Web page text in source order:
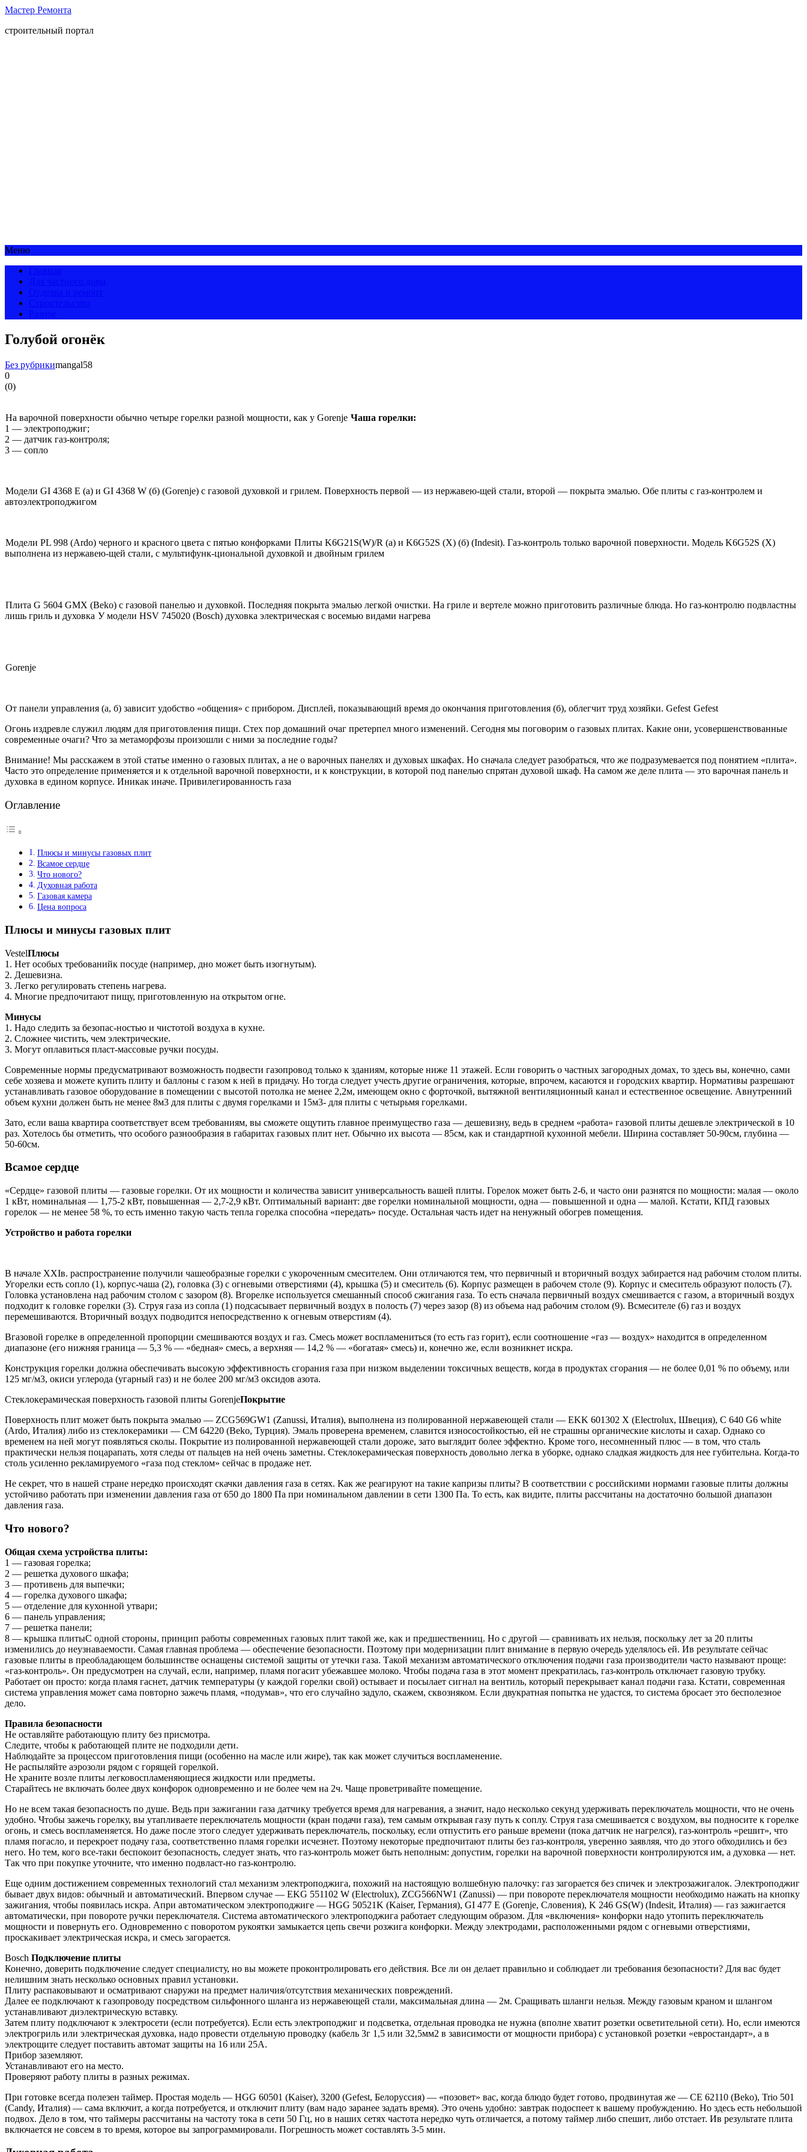
Мастер Ремонта
строительный портал
Меню
Голубой огонёк
Без рубрикиmangal58
0
(0)
На варочной поверхности обычно четыре горелки разной мощности, как у Gorenje Чаша горелки:
1 — электроподжиг;
2 — датчик газ-контроля;
3 — сопло
Модели GI 4368 E (а) и GI 4368 W (б) (Gorenje) с газовой духовкой и грилем. Поверхность первой — из нержавею-щей стали, второй — покрыта эмалью. Обе плиты с газ-контролем и
автоэлектроподжигом
Модели PL 998 (Ardo) черного и красного цвета с пятью конфорками Плиты K6G21S(W)/R (а) и K6G52S (X) (б) (Indesit). Газ-контроль только варочной поверхности. Модель K6G52S (Х)
выполнена из нержавею-щей стали, с мультифунк-циональной духовкой и двойным грилем
Плита G 5604 GMX (Beko) с газовой панелью и духовкой. Последняя покрыта эмалью легкой очистки. На гриле и вертеле можно приготовить различные блюда. Но газ-контролю подвластны
лишь гриль и духовка У модели HSV 745020 (Bosch) духовка электрическая с восемью видами нагрева
Gorenje
От панели управления (а, б) зависит удобство «общения» с прибором. Дисплей, показывающий время до окончания приготовления (б), облегчит труд хозяйки. Gefest Gefest
Огонь издревле служил людям для приготовления пищи. Стех пор домашний очаг претерпел много изменений. Сегодня мы поговорим о газовых плитах. Какие они, усовершенствованные
современные очаги? Что за метаморфозы произошли с ними за последние годы?
Внимание! Мы расскажем в этой статье именно о газовых плитах, а не о варочных панелях и духовых шкафах. Но сначала следует разобраться, что же подразумевается под понятием «плита».
Часто это определение применяется и к отдельной варочной поверхности, и к конструкции, в которой под панелью спрятан духовой шкаф. На самом же деле плита — это варочная панель и
духовка в едином корпусе. Иникак иначе. Привилегированность газа
Оглавление
Плюсы и минусы газовых плит
Всамое сердце
Что нового?
Духовная работа
Газовая камера
Цена вопроса
Плюсы и минусы газовых плит
VestelПлюсы
1. Нет особых требованийк посуде (например, дно может быть изогнутым).
2. Дешевизна.
3. Легко регулировать степень нагрева.
4. Многие предпочитают пищу, приготовленную на открытом огне.
Минусы
1. Надо следить за безопас-ностью и чистотой воздуха в кухне.
2. Сложнее чистить, чем электрические.
3. Могут оплавиться пласт-массовые ручки посуды.
Современные нормы предусматривают возможность подвести газопровод только к зданиям, которые ниже 11 этажей. Если говорить о частных загородных домах, то здесь вы, конечно, сами
себе хозяева и можете купить плиту и баллоны с газом к ней в придачу. Но тогда следует учесть другие ограничения, которые, впрочем, касаются и городских квартир. Нормативы разрешают
устанавливать газовое оборудование в помещении с высотой потолка не менее 2,2м, имеющем окно с форточкой, вытяжной вентиляционный канал и естественное освещение. Авнутренний
объем кухни должен быть не менее 8м3 для плиты с двумя горелками и 15м3- для плиты с четырьмя горелками.
Зато, если ваша квартира соответствует всем требованиям, вы сможете ощутить главное преимущество газа — дешевизну, ведь в среднем «работа» газовой плиты дешевле электрической в 10
раз. Хотелось бы отметить, что особого разнообразия в габаритах газовых плит нет. Обычно их высота — 85см, как и стандартной кухонной мебели. Ширина составляет 50-90см, глубина —
50-60см.
Всамое сердце
«Сердце» газовой плиты — газовые горелки. От их мощности и количества зависит универсальность вашей плиты. Горелок может быть 2-6, и часто они разнятся по мощности: малая — около
1 кВт, номинальная — 1,75-2 кВт, повышенная — 2,7-2,9 кВт. Оптимальный вариант: две горелки номинальной мощности, одна — повышенной и одна — малой. Кстати, КПД газовых
горелок — не менее 58 %, то есть именно такую часть тепла горелка способна «передать» посуде. Остальная часть идет на ненужный обогрев помещения.
Устройство и работа горелки
В начале XXIв. распространение получили чашеобразные горелки с укороченным смесителем. Они отличаются тем, что первичный и вторичный воздух забирается над рабочим столом плиты.
Угорелки есть сопло (1), корпус-чаша (2), головка (3) с огневыми отверстиями (4), крышка (5) и смеситель (6). Корпус размещен в рабочем столе (9). Корпус и смеситель образуют полость (7).
Головка установлена над рабочим столом с зазором (8). Вгорелке используется смешанный способ сжигания газа. То есть сначала первичный воздух смешивается с газом, а вторичный воздух
подходит к головке горелки (3). Струя газа из сопла (1) подсасывает первичный воздух в полость (7) через зазор (8) из объема над рабочим столом (9). Всмесителе (6) газ и воздух
перемешиваются. Вторичный воздух подводится непосредственно к огневым отверстиям (4).
Вгазовой горелке в определенной пропорции смешиваются воздух и газ. Смесь может воспламениться (то есть газ горит), если соотношение «газ — воздух» находится в определенном
диапазоне (его нижняя граница — 5,3 % — «бедная» смесь, а верхняя — 14,2 % — «богатая» смесь) и, конечно же, если возникнет искра.
Конструкция горелки должна обеспечивать высокую эффективность сгорания газа при низком выделении токсичных веществ, когда в продуктах сгорания — не более 0,01 % по объему, или
125 мг/м3, окиси углерода (угарный газ) и не более 200 мг/м3 оксидов азота.
Стеклокерамическая поверхность газовой плиты GorenjeПокрытие
Поверхность плит может быть покрыта эмалью — ZCG569GW1 (Zanussi, Италия), выполнена из полированной нержавеющей стали — EKK 601302 X (Electrolux, Швеция), C 640 G6 white
(Ardo, Италия) либо из стеклокерамики — CM 64220 (Beko, Турция). Эмаль проверена временем, славится износостойкостью, ей не страшны органические кислоты и сахар. Однако со
временем на ней могут появляться сколы. Покрытие из полированной нержавеющей стали дороже, зато выглядит более эффектно. Кроме того, несомненный плюс — в том, что сталь
практически нельзя поцарапать, хотя следы от пальцев на ней очень заметны. Стеклокерамическая поверхность довольно легка в уборке, однако сладкая жидкость для нее губительна. Когда-то
столь усиленно рекламируемого «газа под стеклом» сейчас в продаже нет.
Не секрет, что в нашей стране нередко происходят скачки давления газа в сетях. Как же реагируют на такие капризы плиты? В соответствии с российскими нормами газовые плиты должны
устойчиво работать при изменении давления газа от 650 до 1800 Па при номинальном давлении в сети 1300 Па. То есть, как видите, плиты рассчитаны на достаточно большой диапазон
давления газа.
Что нового?
Общая схема устройства плиты:
1 — газовая горелка;
2 — решетка духового шкафа;
3 — противень для выпечки;
4 — горелка духового шкафа;
5 — отделение для кухонной утвари;
6 — панель управления;
7 — решетка панели;
8 — крышка плитыС одной стороны, принцип работы современных газовых плит такой же, как и предшественниц. Но с другой — сравнивать их нельзя, поскольку лет за 20 плиты
изменились до неузнаваемости. Самая главная проблема — обеспечение безопасности. Поэтому при модернизации плит внимание в первую очередь уделялось ей. Ив результате сейчас
газовые плиты в преобладающем большинстве оснащены системой защиты от утечки газа. Такой механизм автоматического отключения подачи газа производители часто называют проще:
«газ-контроль». Он предусмотрен на случай, если, например, пламя погасит убежавшее молоко. Чтобы подача газа в этот момент прекратилась, газ-контроль отключает газовую трубку.
Работает он просто: когда пламя гаснет, датчик температуры (у каждой горелки свой) остывает и посылает сигнал на вентиль, который перекрывает канал подачи газа. Кстати, современная
система управления может сама повторно зажечь пламя, «подумав», что его случайно задуло, скажем, сквозняком. Если двукратная попытка не удастся, то система бросает это бесполезное
дело.
Правила безопасности
Не оставляйте работающую плиту без присмотра.
Следите, чтобы к работающей плите не подходили дети.
Наблюдайте за процессом приготовления пищи (особенно на масле или жире), так как может случиться воспламенение.
Не распыляйте аэрозоли рядом с горящей горелкой.
Не храните возле плиты легковоспламеняющиеся жидкости или предметы.
Старайтесь не включать более двух конфорок одновременно и не более чем на 2ч. Чаще проветривайте помещение.
Но не всем такая безопасность по душе. Ведь при зажигании газа датчику требуется время для нагревания, а значит, надо несколько секунд удерживать переключатель мощности, что не очень
удобно. Чтобы зажечь горелку, вы утапливаете переключатель мощности (кран подачи газа), тем самым открывая газу путь к соплу. Струя газа смешивается с воздухом, вы подносите к горелке
огонь, и смесь воспламеняется. Но даже после этого следует удерживать переключатель, поскольку, если отпустить его раньше времени (пока датчик не нагрелся), газ-контроль «решит», что
пламя погасло, и перекроет подачу газа, соответственно пламя горелки исчезнет. Поэтому некоторые предпочитают плиты без газ-контроля, уверенно заявляя, что до этого обходились и без
него. Но тем, кого все-таки беспокоит безопасность, следует знать, что газ-контроль может быть неполным: допустим, горелки на варочной поверхности контролируются им, а духовка — нет.
Так что при покупке уточните, что именно подвласт-но газ-контролю.
Еще одним достижением современных технологий стал механизм электроподжига, похожий на настоящую волшебную палочку: газ загорается без спичек и электрозажигалок. Электроподжиг
бывает двух видов: обычный и автоматический. Впервом случае — EKG 551102 W (Electrolux), ZCG566NW1 (Zanussi) — при повороте переключателя мощности необходимо нажать на кнопку
зажигания, чтобы появилась искра. Апри автоматическом электроподжиге — HGG 50521K (Kaiser, Германия), GI 477 E (Gorenje, Словения), K 246 GS(W) (Indesit, Италия) — газ зажигается
автоматически, при повороте ручки переключателя. Система автоматического электроподжига работает следующим образом. Для «включения» конфорки надо утопить переключатель
мощности и повернуть его. Одновременно с поворотом рукоятки замыкается цепь свечи розжига конфорки. Между электродами, расположенными рядом с огневыми отверстиями,
проскакивает электрическая искра, и смесь загорается.
Bosch Подключение плиты
Конечно, доверить подключение следует специалисту, но вы можете проконтролировать его действия. Все ли он делает правильно и соблюдает ли требования безопасности? Для вас будет
нелишним знать несколько основных правил установки.
Плиту распаковывают и осматривают снаружи на предмет наличия/отсутствия механических повреждений.
Далее ее подключают к газопроводу посредством сильфонного шланга из нержавеющей стали, максимальная длина — 2м. Сращивать шланги нельзя. Между газовым краном и шлангом
устанавливают диэлектрическую вставку.
Затем плиту подключают к электросети (если потребуется). Если есть электроподжиг и подсветка, отдельная проводка не нужна (вполне хватит розетки осветительной сети). Но, если имеются
электрогриль или электрическая духовка, надо провести отдельную проводку (кабель 3г 1,5 или 32,5мм2 в зависимости от мощности прибора) с установкой розетки «евростандарт», а в
электрощите следует поставить автомат защиты на 16 или 25А.
Прибор заземляют.
Устанавливают его на место.
Проверяют работу плиты в разных режимах.
При готовке всегда полезен таймер. Простая модель — HGG 60501 (Kaiser), 3200 (Gefest, Белоруссия) — «позовет» вас, когда блюдо будет готово, продвинутая же — CE 62110 (Beko), Trio 501
(Candy, Италия) — сама включит, а когда потребуется, и отключит плиту (вам надо заранее задать время). Это очень удобно: завтрак подоспеет к вашему пробуждению. Но здесь есть небольшой
подвох. Дело в том, что таймеры рассчитаны на частоту тока в сети 50 Гц, но в наших сетях частота нередко чуть отличается, а потому таймер либо спешит, либо отстает. Ив результате плита
включается не совсем в то время, которое вы запрограммировали. Погрешность может составлять 3-5 мин.